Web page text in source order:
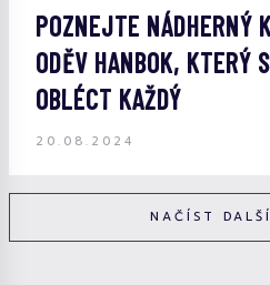
POZNEJTE NÁDHERNÝ
ODĚV HANBOK, KTERÝ
OBLÉCT KAŽDÝ
20.08.2024
NAČÍST